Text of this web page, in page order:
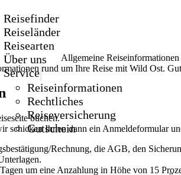
Reisefinder
Reiseländer
Reisearten
Über uns
Service
Reiseinformationen
Rechtliches
Reiseversicherung
Gutschein
Allgemeine
rund um Ihre Reise mit Wild Ost.
buchen.
schicken Ihnen dann ein Anmeldeformular
Rechnung, die AGB, den
um eine Anzahlung in Höhe von 15